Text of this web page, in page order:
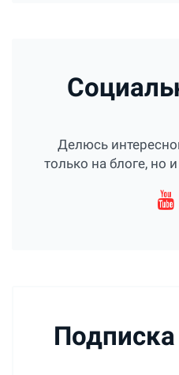
Делюсь
только на блоге, но
Подписка